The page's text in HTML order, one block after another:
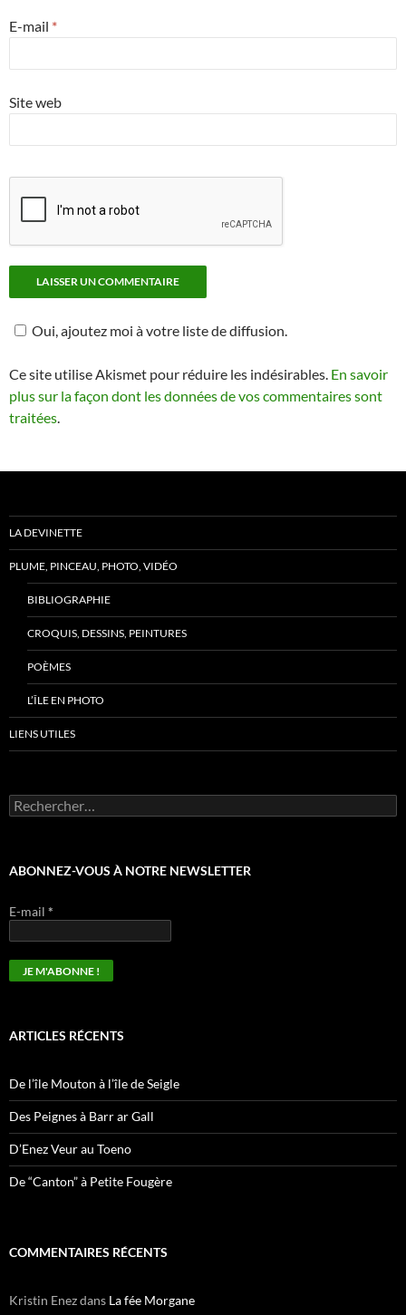
E-mail *
Site web
Oui, ajoutez moi à votre liste de diffusion.
Ce site utilise Akismet pour réduire les indésirables. En savoir
plus sur la façon dont les données de vos commentaires sont
traitées.
LA DEVINETTE
PLUME, PINCEAU, PHOTO, VIDÉO
BIBLIOGRAPHIE
CROQUIS, DESSINS, PEINTURES
POÈMES
L’ÎLE EN PHOTO
LIENS UTILES
Rechercher :
ABONNEZ-VOUS À NOTRE NEWSLETTER
E-mail *
ARTICLES RÉCENTS
De l’île Mouton à l’île de Seigle
Des Peignes à Barr ar Gall
D’Enez Veur au Toeno
De “Canton” à Petite Fougère
COMMENTAIRES RÉCENTS
Kristin Enezdans La fée Morgane